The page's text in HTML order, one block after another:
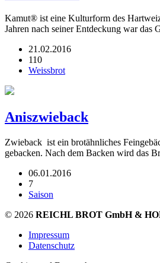
Kamut® ist eine Kulturform des
Jahren nach seiner Entdeckung war
21.02.2016
110
Weissbrot
Aniszwieback
Zwieback ist ein brotähnliches
gebacken. Nach dem Backen wird das
06.01.2016
7
Saison
© 2026 REICHL BROT GmbH &
Impressum
Datenschutz